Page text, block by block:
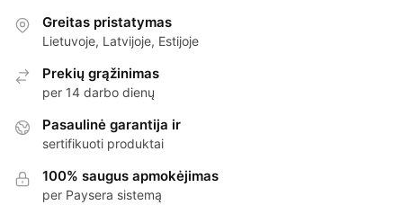
Greitas pristatymas
Lietuvoje, Latvijoje, Estijoje
Prekių grąžinimas
per 14 darbo dienų
Pasaulinė garantija ir
sertifikuoti produktai
100% saugus apmokėjimas
per Paysera sistemą